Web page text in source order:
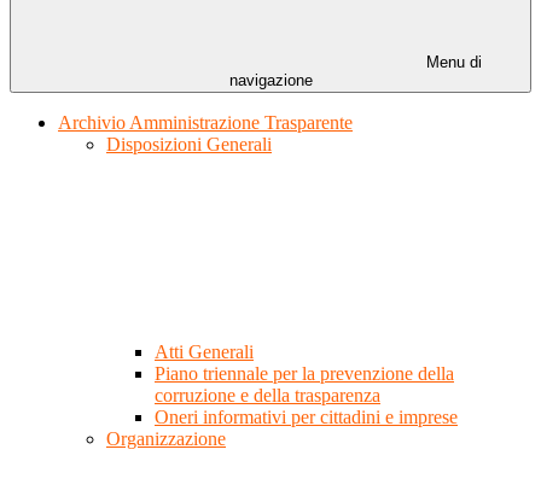
Menu di
navigazione
Archivio Amministrazione Trasparente
Disposizioni Generali
Atti Generali
Piano triennale per la prevenzione della
corruzione e della trasparenza
Oneri informativi per cittadini e imprese
Organizzazione